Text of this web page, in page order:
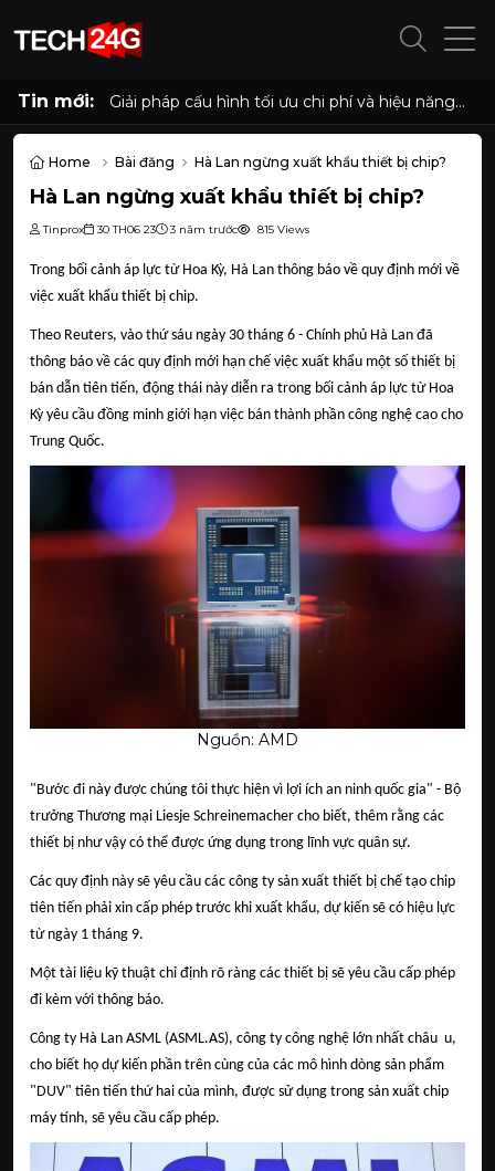
Tin mới:
Giải pháp cấu hình tối ưu chi phí và hiệu năng
cho phòng net hiện đại với AMD Ryzen 7
8GB
Home Bài đăng Hà Lan ngừng xuất khẩu thiết bị chip?
Hà Lan ngừng xuất khẩu thiết bị chip?
Tinprox 30 TH06 23 3 năm trước 815 Views
Trong bối cảnh áp lực từ Hoa Kỳ, Hà Lan thông báo về quy định mới về
việc xuất khẩu thiết bị chip.
Theo Reuters, vào thứ sáu ngày 30 tháng 6 - Chính phủ Hà Lan đã
thông báo về các quy định mới hạn chế việc xuất khẩu một số thiết bị
bán dẫn tiên tiến, động thái này diễn ra trong bối cảnh áp lực từ Hoa
Kỳ yêu cầu đồng minh giới hạn việc bán thành phần công nghệ cao cho
Trung Quốc.
Nguồn: AMD
"Bước đi này được chúng tôi thực hiện vì lợi ích an ninh quốc gia" - Bộ
trưởng Thương mại Liesje Schreinemacher cho biết, thêm rằng các
thiết bị như vậy có thể được ứng dụng trong lĩnh vực quân sự.
Các quy định này sẽ yêu cầu các công ty sản xuất thiết bị chế tạo chip
tiên tiến phải xin cấp phép trước khi xuất khẩu, dự kiến sẽ có hiệu lực
từ ngày 1 tháng 9.
Một tài liệu kỹ thuật chỉ định rõ ràng các thiết bị sẽ yêu cầu cấp phép
đi kèm với thông báo.
Công ty Hà Lan ASML (ASML.AS), công ty công nghệ lớn nhất châu u,
cho biết họ dự kiến phần trên cùng của các mô hình dòng sản phẩm
"DUV" tiên tiến thứ hai của mình, được sử dụng trong sản xuất chip
máy tính, sẽ yêu cầu cấp phép.